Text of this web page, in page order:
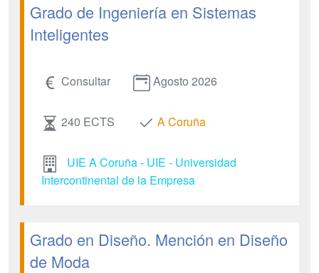
Grado de Ingeniería en Sistemas
Inteligentes
Consultar Agosto 2026
240 ECTS A Coruña
UIE A Coruña - UIE - Universidad
Intercontinental de la Empresa
Grado en Diseño. Mención en Diseño
de Moda